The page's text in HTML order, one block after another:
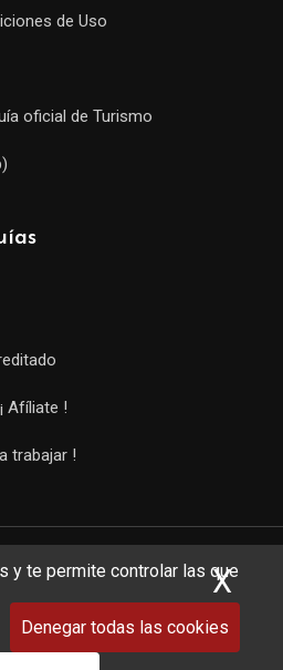
y te permite controlar las que
Denegar todas las cookies
X
de Uso
oficial de Turismo
Afíliate !
trabajar !
droits réservés.
Développement